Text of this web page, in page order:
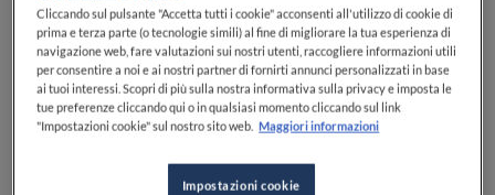
Cosa succede quando il talento di
uno chef incontra il linguaggio
spontaneo e creativo di un
content creator?
Cliccando sul pulsante "Accetta tutti i cookie" acconsenti all'utilizzo di cookie di
prima e terza parte (o tecnologie simili) al fine di migliorare la tua esperienza di
navigazione web, fare valutazioni sui nostri utenti, raccogliere informazioni utili
per consentire a noi e ai nostri partner di fornirti annunci personalizzati in base
ai tuoi interessi. Scopri di più sulla nostra informativa sulla privacy e imposta le
tue preferenze cliccando qui o in qualsiasi momento cliccando sul link
"Impostazioni cookie" sul nostro sito web. Maggiori informazioni
Impostazioni cookie